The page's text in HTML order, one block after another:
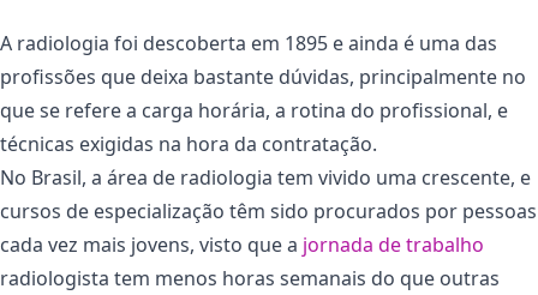
A radiologia foi descoberta em 1895 e ainda é uma das
profissões que deixa bastante dúvidas, principalmente no
que se refere a carga horária, a rotina do profissional, e
técnicas exigidas na hora da contratação.
No Brasil, a área de radiologia tem vivido uma crescente, e
cursos de especialização têm sido procurados por pessoas
cada vez mais jovens, visto que a jornada de trabalho
radiologista tem menos horas semanais do que outras